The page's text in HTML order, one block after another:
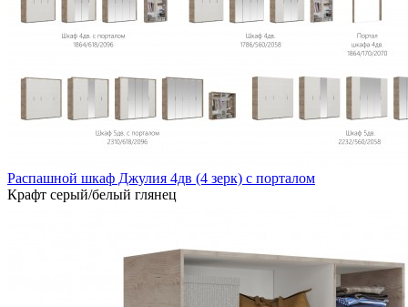
Распашной шкаф Джулия 4дв (4 зерк) с порталом
Крафт серый/белый глянец